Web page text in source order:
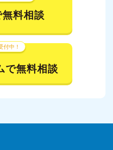
無料相談
付中！
で無料相談